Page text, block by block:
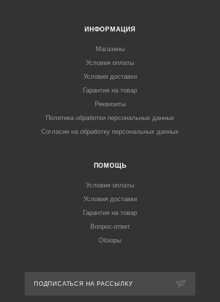
ИНФОРМАЦИЯ
Магазины
Условия оплаты
Условия доставки
Гарантия на товар
Реквизиты
Политика обработки персональных данных
Согласие на обработку персональных данных
ПОМОЩЬ
Условия оплаты
Условия доставки
Гарантия на товар
Вопрос-ответ
Обзоры
ПОДПИСАТЬСЯ НА РАССЫЛКУ